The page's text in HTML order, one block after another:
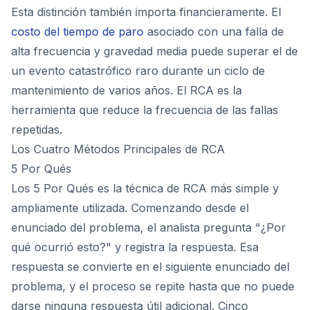
Esta distinción también importa financieramente. El
costo del tiempo de paro asociado con una falla de
alta frecuencia y gravedad media puede superar el de
un evento catastrófico raro durante un ciclo de
mantenimiento de varios años. El RCA es la
herramienta que reduce la frecuencia de las fallas
repetidas.
Los Cuatro Métodos Principales de RCA
5 Por Qués
Los 5 Por Qués es la técnica de RCA más simple y
ampliamente utilizada. Comenzando desde el
enunciado del problema, el analista pregunta "¿Por
qué ocurrió esto?" y registra la respuesta. Esa
respuesta se convierte en el siguiente enunciado del
problema, y el proceso se repite hasta que no puede
darse ninguna respuesta útil adicional. Cinco